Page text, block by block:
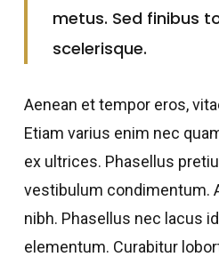
metus. Sed finibus
scelerisque.
Aenean et tempor eros,
Etiam varius enim nec
ex ultrices. Phasellus
vestibulum condimentum.
nibh. Phasellus nec lacus
elementum. Curabitur